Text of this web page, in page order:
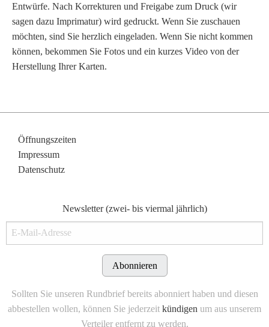
Entwürfe. Nach Korrekturen und Freigabe zum Druck (wir
sagen dazu Imprimatur) wird gedruckt. Wenn Sie zuschauen
möchten, sind Sie herzlich eingeladen. Wenn Sie nicht kommen
können, bekommen Sie Fotos und ein kurzes Video von der
Herstellung Ihrer Karten.
Öffnungszeiten
Impressum
Datenschutz
Newsletter (zwei- bis viermal jährlich)
Abonnieren
Sollten Sie unseren Rundbrief bereits abonniert haben und diesen
abbestellen wollen, können Sie jederzeit kündigen um aus unserem
Verteiler entfernt zu werden.